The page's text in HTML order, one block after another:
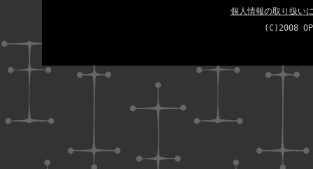
個人情報の取り扱い
(C)2008